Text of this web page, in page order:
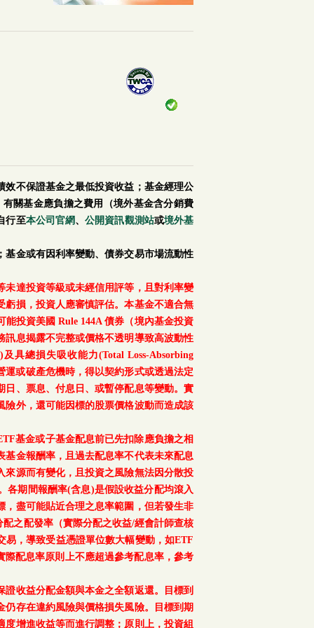
不保證基金之最低投資收益；基金經理公
關基金應負擔之費用（境外基金含分銷費
行至本公司官網、公開資訊觀測站或境外基
金或有因利率變動、債券交易市場流動性
達投資等級或未經信用評等，且對利率變
損，投資人應審慎評估。本基金不適合無
投資美國 Rule 144A 債券（境內基金投資
訊息揭露不完整或價格不透明導致高波動性
具總損失吸收能力(Total Loss-Absorbing
或破產危機時，得以契約形式或透過法定
、票息、付息日、或暫停配息等變動。實
外，還可能因標的股票價格波動而造成該
基金或子基金配息前已先扣除應負擔之相
金報酬率，且過去配息率不代表未來配息
源而有變化，且投資之風險無法因分散投
各期間報酬率(含息)是假設收益分配均滾入
盡可能貼近合理之息率範圍，但若發生非
之配發率（實際分配之收益/經會計師查核
，導致受益憑證單位數大幅變動，如ETF
配息率原則上不應超過參考配息率，參考
收益分配金額與本金之全額返還。目標到
存在違約風險與價格損失風險。目標到期
增進收益等而進行調整；原則上，投資組